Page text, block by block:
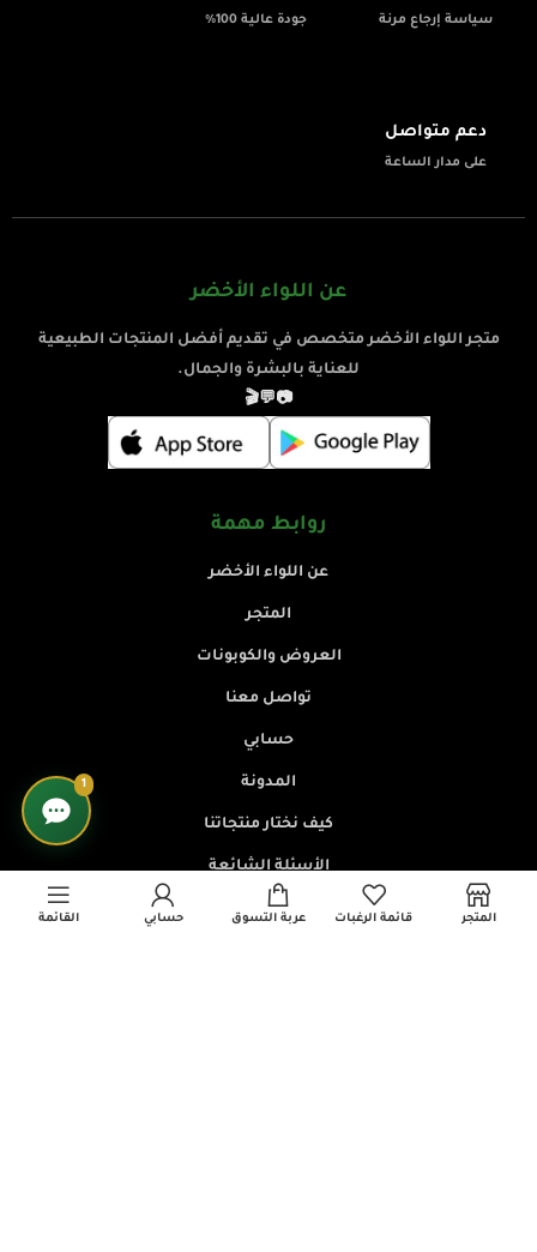
سياسة إرجاع مرنة جودة عالية 100%
دعم متواصل
على مدار الساعة
عن اللواء الأخضر
متجر اللواء الأخضر متخصص في تقديم أفضل المنتجات الطبيعية
للعناية بالبشرة والجمال.
📷
💬
🎬
روابط مهمة
عن اللواء الأخضر
المتجر
العروض والكوبونات
تواصل معنا
حسابي
المدونة
كيف نختار منتجاتنا
الأسئلة الشائعة
تتبع الطلب
المتجر قائمة الرغبات عربة التسوق حسابي القائمة
1